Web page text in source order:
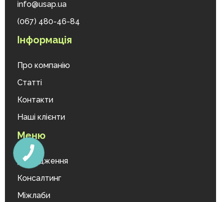
info@usap.ua
(067) 480-46-84
Інформація
Про компанію
Статті
Контакти
Наші клієнти
Меню
Дослідження
Консалтинг
Міжлаби